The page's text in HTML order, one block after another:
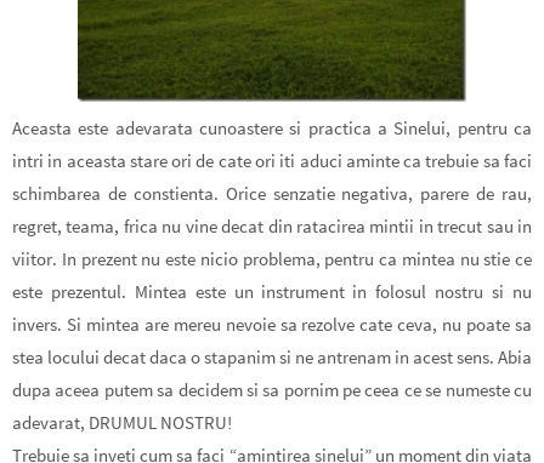
Aceasta este adevarata cunoastere si practica a Sinelui, pentru ca
intri in aceasta stare ori de cate ori iti aduci aminte ca trebuie sa faci
schimbarea de constienta. Orice senzatie negativa, parere de rau,
regret, teama, frica nu vine decat din ratacirea mintii in trecut sau in
viitor. In prezent nu este nicio problema, pentru ca mintea nu stie ce
este prezentul. Mintea este un instrument in folosul nostru si nu
invers. Si mintea are mereu nevoie sa rezolve cate ceva, nu poate sa
stea locului decat daca o stapanim si ne antrenam in acest sens. Abia
dupa aceea putem sa decidem si sa pornim pe ceea ce se numeste cu
adevarat, DRUMUL NOSTRU!
Trebuie sa inveti cum sa faci “amintirea sinelui” un moment din viata